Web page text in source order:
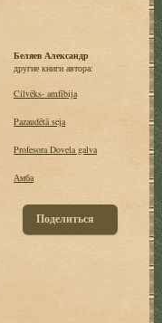
Беляев Александр
другие книги автора:
Cilvēks- amfībija
Pazaudētā seja
Profesora Dovela galva
Амба
Поделиться